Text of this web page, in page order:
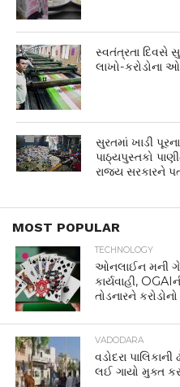
સ્વતંત્રતા દિવસે
લાખો-કરોડોના
સુરતમાં ખાડી
પાઠ્યપુસ્તકો
રાજ્ય સરકારને
MOST POPULAR
TECHNOLOGY
ઓનલાઈન મની
કાર્યવાહી,
તોડનારને
VADODARA
વડોદરા પાલિકાની
લઈ ગાયો મુક્ત